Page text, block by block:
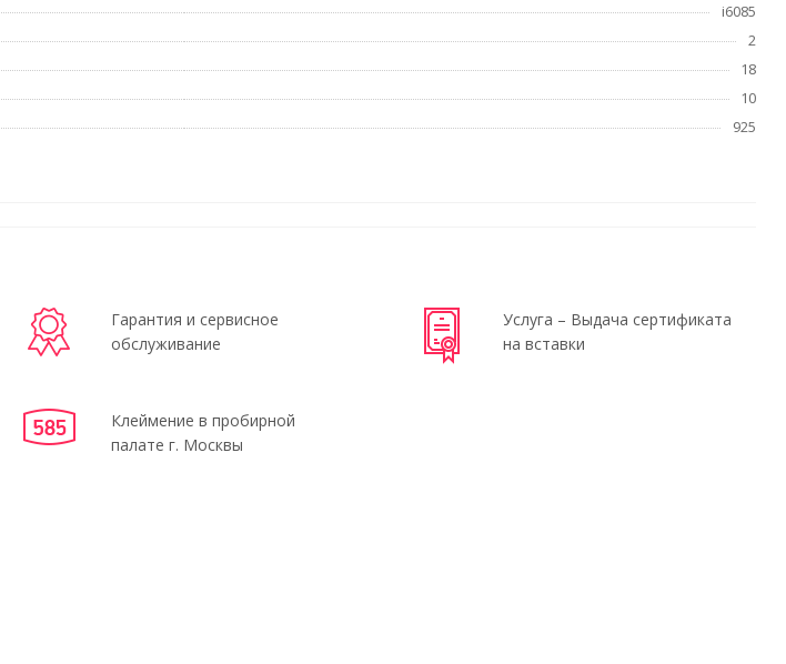
i6085
2
18
10
925
Гарантия и сервисное
обслуживание
Услуга – Выдача сертификата
на вставки
Клеймение в пробирной
палате г. Москвы